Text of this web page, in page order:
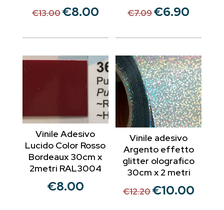
€13.00 Il
originale
€13.00.
€8.00Il
attuale
€8.00.
€7.09 Il
originale
€7.09.
€6.90
attuale
€6.90.
Vinile Adesivo
Lucido Color Rosso
Bordeaux 30cm x
2metri RAL3004
€8.00
Vinile adesivo
Argento effetto
glitter olografico
30cm x 2 metri
€12.20 Il
€10.00Il